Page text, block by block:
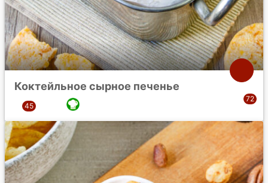
Коктейльное сырное печенье